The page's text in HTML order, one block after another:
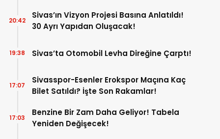
Sivas’ın Vizyon Projesi Basına Anlatıldı!
30 Ayrı Yapıdan Oluşacak!
20:42
Sivas’ta Otomobil Levha Direğine Çarptı!
19:38
Sivasspor-Esenler Erokspor Maçına Kaç
Bilet Satıldı? İşte Son Rakamlar!
17:07
Benzine Bir Zam Daha Geliyor! Tabela
Yeniden Değişecek!
17:03